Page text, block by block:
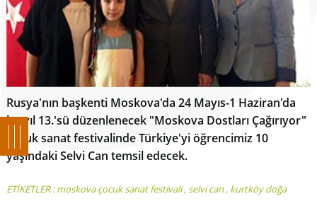
Rusya'nın başkenti Moskova'da 24 Mayıs-1 Haziran'da
bu yıl 13.'sü düzenlenecek "Moskova Dostları Çağırıyor"
çocuk sanat festivalinde Türkiye'yi öğrencimiz 10
yaşındaki Selvi Can temsil edecek.
ETİKETLER :moskova çocuk sanat festivali,selvi can, kurtköy doğa